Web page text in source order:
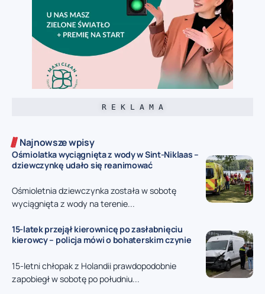
R E K L A M A
Najnowsze wpisy
Ośmiolatka wyciągnięta z wody w Sint-Niklaas –
dziewczynkę udało się reanimować
Ośmioletnia dziewczynka została w sobotę
wyciągnięta z wody na terenie...
15-latek przejął kierownicę po zasłabnięciu
kierowcy – policja mówi o bohaterskim czynie
15-letni chłopak z Holandii prawdopodobnie
zapobiegł w sobotę po południu...